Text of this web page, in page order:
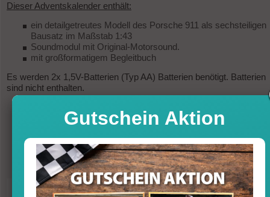
Dieser Adventskalender enthält:
ein detailgetreutes Modell des Porsche 911 als sechsteiligen
Bausatz im Maßstab 1:43
Soundmodul mit Original-Motorsound.
mit großformatigem Begleitbuch
Es werden 2x 1,5V-Batterien (Typ AA) Batterien benötigt. Batterien
sind nicht enthalten.
UVP 89,95 € -10% 80,95
Gutschein Aktion